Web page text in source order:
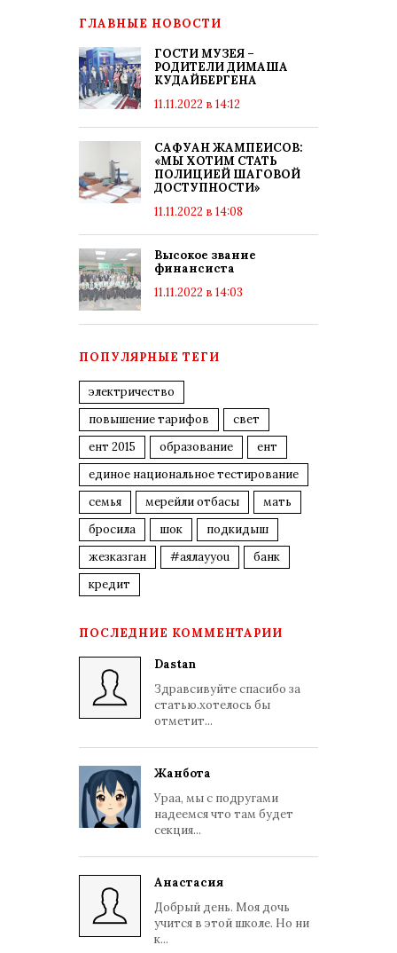
ГЛАВНЫЕ НОВОСТИ
ГОСТИ МУЗЕЯ –
РОДИТЕЛИ ДИМАША
КУДАЙБЕРГЕНА
11.11.2022 в 14:12
САФУАН ЖАМПЕИСОВ:
«МЫ ХОТИМ СТАТЬ
ПОЛИЦИЕЙ ШАГОВОЙ
ДОСТУПНОСТИ»
11.11.2022 в 14:08
Высокое звание
финансиста
11.11.2022 в 14:03
ПОПУЛЯРНЫЕ ТЕГИ
электричество
повышение тарифов
свет
ент 2015
образование
ент
единое национальное тестирование
семья
мерейли отбасы
мать
бросила
шок
подкидыш
жезказган
#аялауyou
банк
кредит
ПОСЛЕДНИЕ КОММЕНТАРИИ
Dastan
Здравсивуйте спасибо за
статью.хотелось бы
отметит...
Жанбота
Ураа, мы с подругами
надеемся что там будет
секция...
Анастасия
Добрый день. Моя дочь
учится в этой школе. Но ни
к...